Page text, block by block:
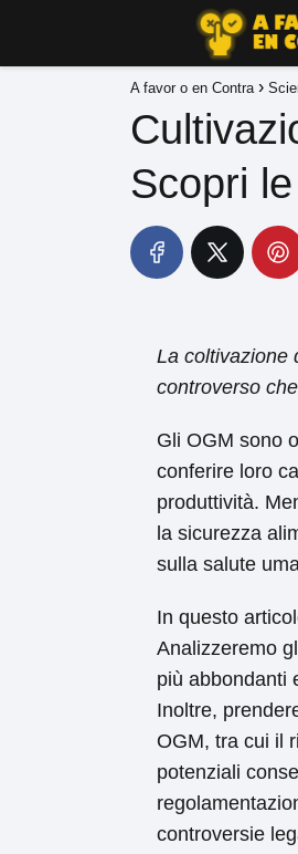
A favor o en Contra
Scopri
La coltivazione
controverso
Gli OGM sono
conferire loro
produttività.
la sicurezza
sulla salute
In questo
Analizzeremo
più abbondanti
Inoltre,
OGM, tra cui il
potenziali
controversie